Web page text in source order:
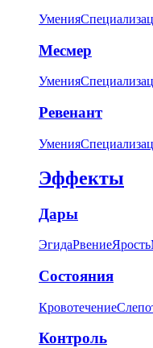
Умения
Месмер
Умения
Ревенант
Умения
Эффекты
Дары
ЭгидаРвениеЯрость
Состояния
Кровотечение
Контроль